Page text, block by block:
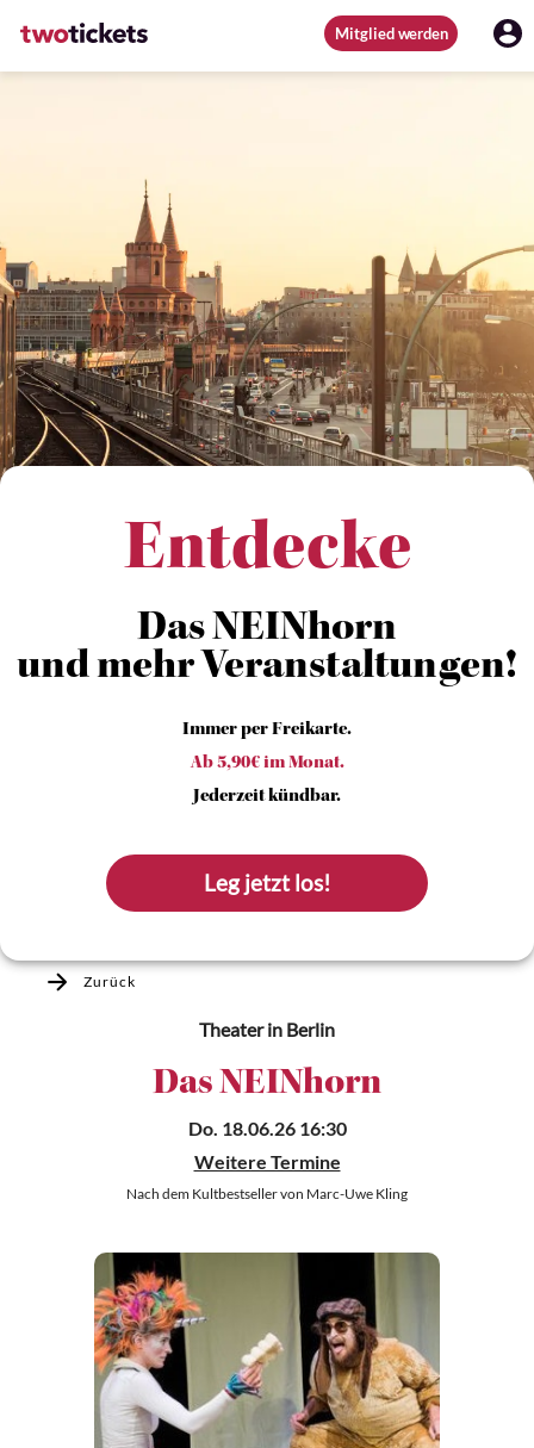
Mitglied werden
Entdecke
Das NEINhorn
und mehr Veranstaltungen!
Immer per Freikarte.
Ab 5,90€ im Monat.
Jederzeit kündbar.
Leg jetzt los!
Zurück
Theaterin Berlin
Das NEINhorn
Do. 18.06.26 16:30
Weitere Termine
Nach dem Kultbestseller von Marc-Uwe Kling